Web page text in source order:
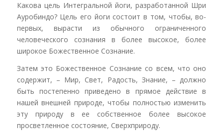
Какова цель Интегральной йоги, разработанной Шри
Ауробиндо? Цель его йоги состоит в том, чтобы, во-
первых, вырасти из обычного ограниченного
человеческого сознания в более высокое, более
широкое Божественное Сознание.
Затем это Божественное Сознание со всем, что оно
содержит, – Мир, Свет, Радость, Знание, – должно
быть постепенно приведено в прямое действие в
нашей внешней природе, чтобы полностью изменить
эту природу в ее собственное более высокое
просветленное состояние, Сверхприроду.